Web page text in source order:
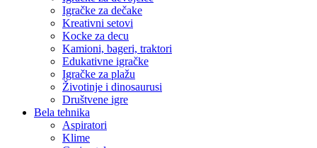
Igračke za dečake
Kreativni setovi
Kocke za decu
Kamioni, bageri, traktori
Edukativne igračke
Igračke za plažu
Životinje i dinosaurusi
Društvene igre
Bela tehnika
Aspiratori
Klime